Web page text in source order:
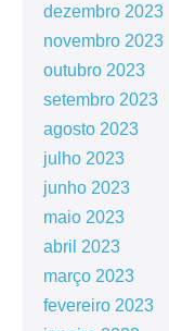
dezembro 2023
novembro 2023
outubro 2023
setembro 2023
agosto 2023
julho 2023
junho 2023
maio 2023
abril 2023
março 2023
fevereiro 2023